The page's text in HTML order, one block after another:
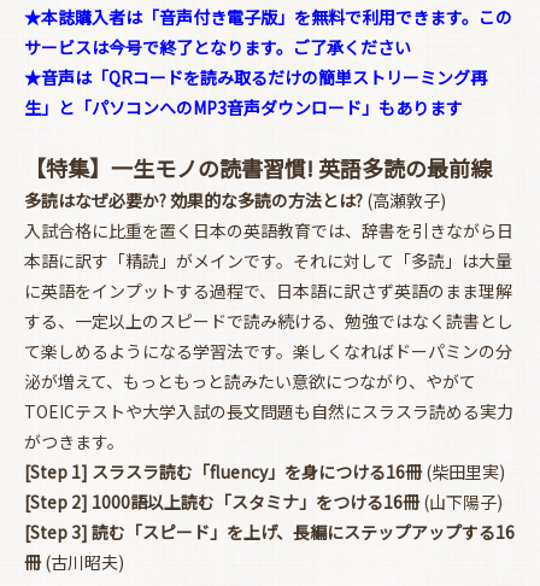
★本誌購入者は「音声付き電子版」を無料で利用できます。この
サービスは今号で終了となります。ご了承ください
★音声は「QRコードを読み取るだけの簡単ストリーミング再
生」と「パソコンへのMP3音声ダウンロード」もあります
【特集】一生モノの読書習慣! 英語多読の最前線
多読はなぜ必要か? 効果的な多読の方法とは? (高瀬敦子)
入試合格に比重を置く日本の英語教育では、辞書を引きながら日
本語に訳す「精読」がメインです。それに対して「多読」は大量
に英語をインプットする過程で、日本語に訳さず英語のまま理解
する、一定以上のスピードで読み続ける、勉強ではなく読書とし
て楽しめるようになる学習法です。楽しくなればドーパミンの分
泌が増えて、もっともっと読みたい意欲につながり、やがて
TOEICテストや大学入試の長文問題も自然にスラスラ読める実力
がつきます。
[Step 1] スラスラ読む「fluency」を身につける16冊(柴田里実)
[Step 2] 1000語以上読む「スタミナ」をつける16冊(山下陽子)
[Step 3] 読む「スピード」を上げ、長編にステップアップする16
冊(古川昭夫)